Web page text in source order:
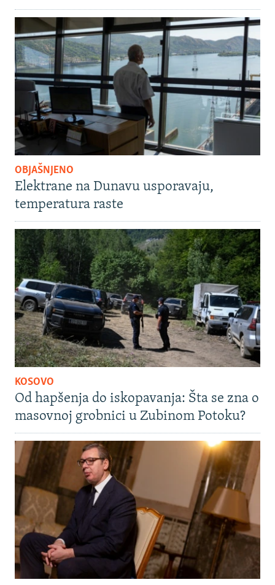
OBJAŠNJENO
Elektrane na Dunavu usporavaju,
temperatura raste
KOSOVO
Od hapšenja do iskopavanja: Šta se zna o
masovnoj grobnici u Zubinom Potoku?